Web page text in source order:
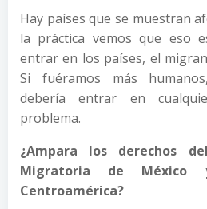
Hay países que se muestran
la práctica vemos que eso
entrar en los países, el
Si fuéramos más
debería entrar en
problema.
¿Ampara los derechos
Migratoria de
Centroamérica?